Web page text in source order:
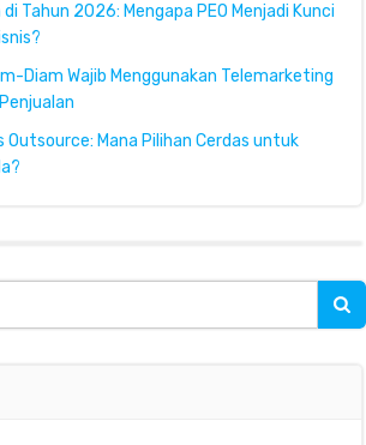
Tahun 2026: Mengapa PEO Menjadi Kunci
Diam Wajib Menggunakan Telemarketing
Outsource: Mana Pilihan Cerdas untuk